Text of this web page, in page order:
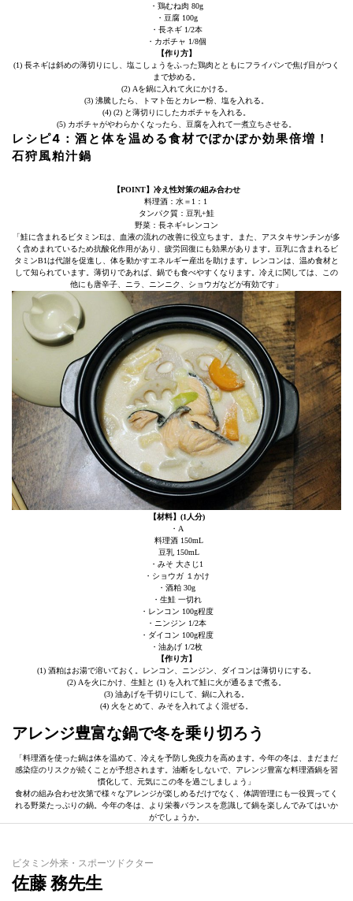
・鶏むね肉 80g
・豆腐 100g
・長ネギ 1/2本
・カボチャ 1/8個
【作り方】
(1) 長ネギは斜めの薄切りにし、塩こしょうをふった鶏肉とともにフライパンで焦げ目がつく
まで炒める。
(2) Aを鍋に入れて火にかける。
(3) 沸騰したら、トマト缶とカレー粉、塩を入れる。
(4) (2) と薄切りにしたカボチャを入れる。
(5) カボチャがやわらかくなったら、豆腐を入れて一煮立ちさせる。
レシピ4：酒と体を温める食材でぽかぽか効果倍増！
石狩風粕汁鍋
【POINT】冷え性対策の組み合わせ
料理酒：水＝1：1
タンパク質：豆乳+鮭
野菜：長ネギ+レンコン
「鮭に含まれるビタミンEは、血液の流れの改善に役立ちます。また、アスタキサンチンが多
く含めまれているため抗酸化作用があり、疲労回復にも効果があります。豆乳に含まれるビ
タミンB1は代謝を促進し、体を動かすエネルギー産出を助けます。レンコンは、温め食材と
して知られています。薄切りであれば、鍋でも食べやすくなります。冷えに関しては、この
他にも唐辛子、ニラ、ニンニク、ショウガなどが有効です」
【材料】(1人分)
・A
料理酒 150mL
豆乳 150mL
・みそ 大さじ1
・ショウガ １かけ
・酒粕 30g
・生鮭 一切れ
・レンコン 100g程度
・ニンジン 1/2本
・ダイコン 100g程度
・油あげ 1/2枚
【作り方】
(1) 酒粕はお湯で溶いておく。レンコン、ニンジン、ダイコンは薄切りにする。
(2) Aを火にかけ、生鮭と (1) を入れて鮭に火が通るまで煮る。
(3) 油あげを千切りにして、鍋に入れる。
(4) 火をとめて、みそを入れてよく混ぜる。
アレンジ豊富な鍋で冬を乗り切ろう
「料理酒を使った鍋は体を温めて、冷えを予防し免疫力を高めます。今年の冬は、まだまだ
感染症のリスクが続くことが予想されます。油断をしないで、アレンジ豊富な料理酒鍋を習
慣化して、元気にこの冬を過ごしましょう」
食材の組み合わせ次第で様々なアレンジが楽しめるだけでなく、体調管理にも一役買ってく
れる野菜たっぷりの鍋。今年の冬は、より栄養バランスを意識して鍋を楽しんでみてはいか
がでしょうか。
ビタミン外来・スポーツドクター
佐藤 務先生